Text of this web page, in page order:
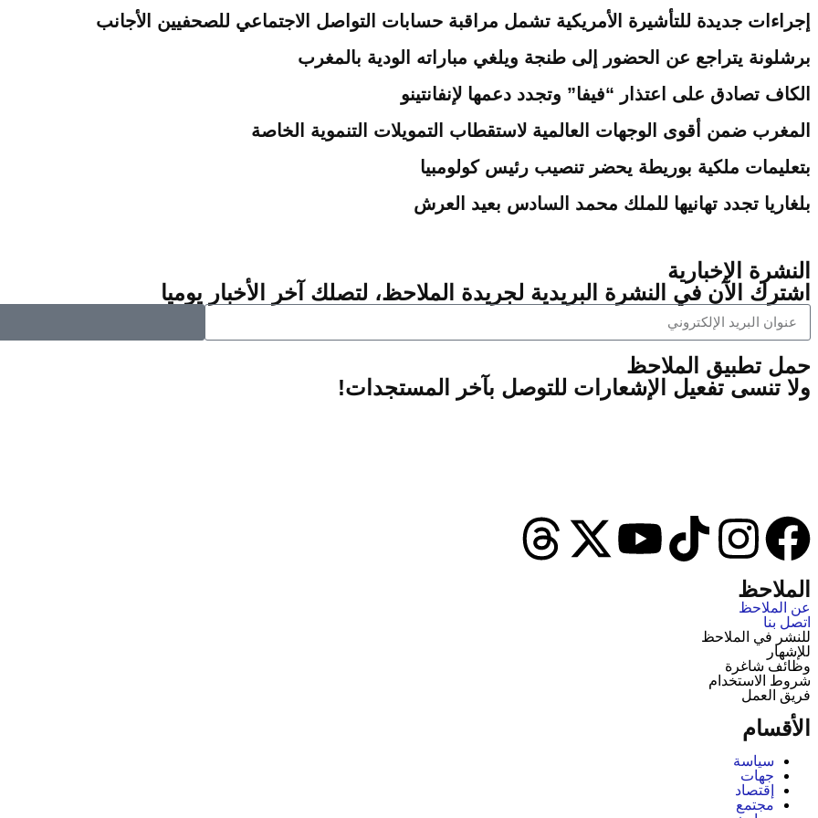
إجراءات جديدة للتأشيرة الأمريكية تشمل مراقبة حسابات التواصل الاجتماعي للصحفيين الأجانب
برشلونة يتراجع عن الحضور إلى طنجة ويلغي مباراته الودية بالمغرب
الكاف تصادق على اعتذار “فيفا” وتجدد دعمها لإنفانتينو
المغرب ضمن أقوى الوجهات العالمية لاستقطاب التمويلات التنموية الخاصة
بتعليمات ملكية بوريطة يحضر تنصيب رئيس كولومبيا
بلغاريا تجدد تهانيها للملك محمد السادس بعيد العرش
النشرة الإخبارية
اشترك الآن في النشرة البريدية لجريدة الملاحظ، لتصلك آخر الأخبار يوميا
‫حمل تطبيق الملاحظ
ولا تنسى تفعيل الإشعارات للتوصل بآخر المستجدات!
الملاحظ
عن الملاحظ
اتصل بنا
للنشر في الملاحظ
للإشهار
وظائف شاغرة
شروط الاستخدام
فريق العمل
الأقسام
سياسة
جهات
إقتصاد
مجتمع